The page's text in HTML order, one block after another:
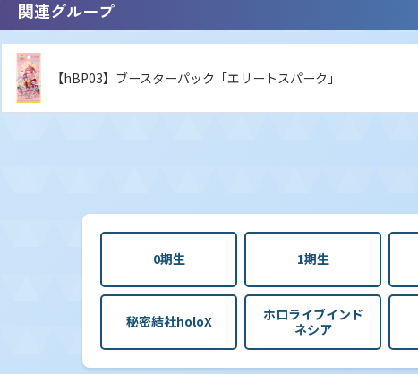
関連グループ
【hBP03】ブースターパック「エリートスパーク」
0期生 1期生
秘密結社holoX
ホロライブインド
ネシア